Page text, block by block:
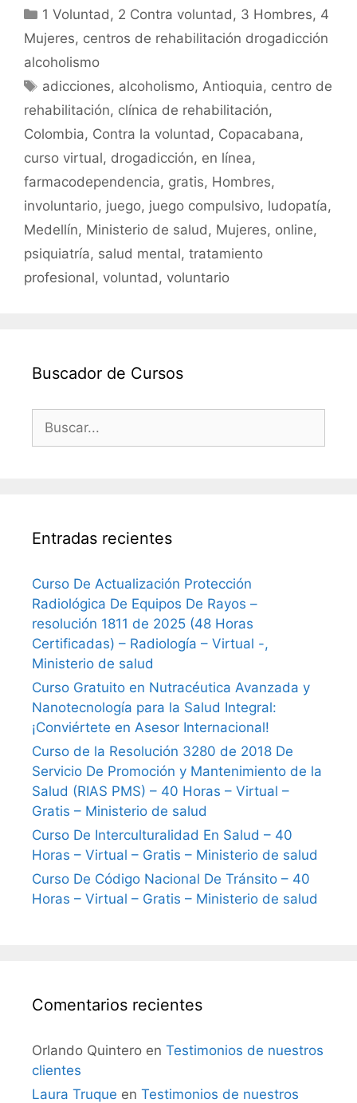
c
e
b
o
o
k
itt
er
ai
l
at
s
p
p
m
p
tir
Categorías
1 Voluntad, 2 Contra voluntad, 3 Hombres, 4
Mujeres, centros de rehabilitación drogadicción
alcoholismo
Etiquetas
adicciones, alcoholismo,Antioquia, centro de
rehabilitación, clínica de rehabilitación,
Colombia, Contra la voluntad, Copacabana,
curso virtual, drogadicción, en línea,
farmacodependencia, gratis, Hombres,
involuntario, juego, juego compulsivo, ludopatía,
Medellín, Ministerio de salud, Mujeres, online,
psiquiatría, salud mental, tratamiento
profesional, voluntad, voluntario
Buscador de Cursos
Buscar:
Entradas recientes
Curso De Actualización Protección
Radiológica De Equipos De Rayos –
resolución 1811 de 2025 (48 Horas
Certificadas) – Radiología – Virtual -,
Ministerio de salud
Curso Gratuito en Nutracéutica Avanzada y
Nanotecnología para la Salud Integral:
¡Conviértete en Asesor Internacional!
Curso de la Resolución 3280 de 2018 De
Servicio De Promoción y Mantenimiento de la
Salud (RIAS PMS) – 40 Horas – Virtual –
Gratis – Ministerio de salud
Curso De Interculturalidad En Salud – 40
Horas – Virtual – Gratis – Ministerio de salud
Curso De Código Nacional De Tránsito – 40
Horas – Virtual – Gratis – Ministerio de salud
Comentarios recientes
Orlando Quintero en Testimonios de nuestros
clientes
Laura Truque en Testimonios de nuestros